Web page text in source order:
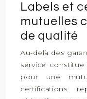
Labels et
mutuelles
de qualité
Au-delà des
service
pour une
certifications